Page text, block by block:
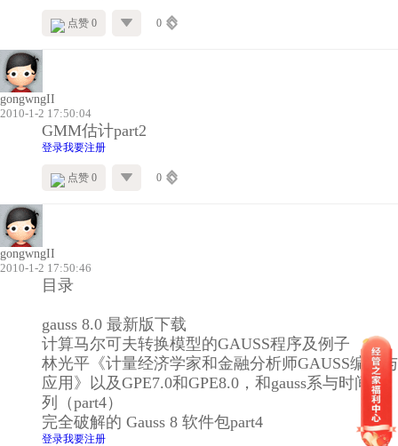
点赞 0 0
gongwngII
2010-1-2 17:50:04
GMM估计part2
登录我要注册
点赞 0 0
gongwngII
2010-1-2 17:50:46
目录
gauss 8.0 最新版下载
计算马尔可夫转换模型的GAUSS程序及例子
林光平《计量经济学家和金融分析师GAUSS编程与
应用》以及GPE7.0和GPE8.0，和gauss系与时间序
列（part4）
完全破解的 Gauss 8 软件包part4
登录我要注册